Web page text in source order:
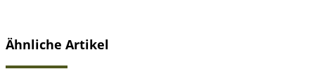
Ähnliche Artikel